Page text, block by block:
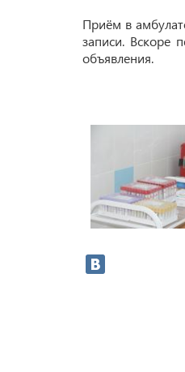
Приём в
записи. Вскоре
объявления.